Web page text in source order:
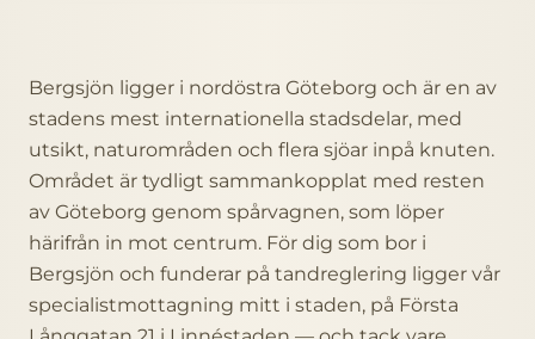
Bergsjön ligger i nordöstra Göteborg och är en av
stadens mest internationella stadsdelar, med
utsikt, naturområden och flera sjöar inpå knuten.
Området är tydligt sammankopplat med resten
av Göteborg genom spårvagnen, som löper
härifrån in mot centrum. För dig som bor i
Bergsjön och funderar på tandreglering ligger vår
specialistmottagning mitt i staden, på Första